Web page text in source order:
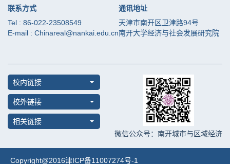
联系方式
Tel : 86-022-23508549
E-mail : Chinareal@nankai.edu.cn
通讯地址
天津市南开区卫津路94号
南开大学经济与社会发展研究院
校内链接
校外链接
相关链接
微信公众号：南开城市与区域经济
Copyright@2016津ICP备11007274号-1